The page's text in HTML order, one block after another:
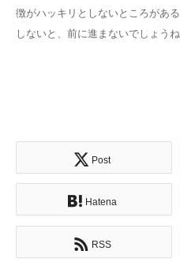
徴がハッキリとしないところがあ
しないと、前に進まないでしょうね
Post
Hatena
RSS